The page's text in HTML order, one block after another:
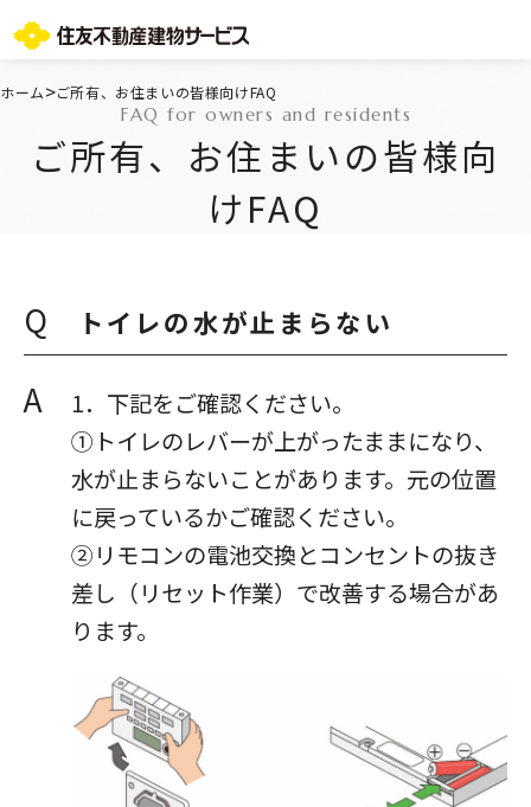
TOPページ
ご所有・お住まいの皆様
ST-マンション管理WEBサービス
よくあるご質問
ニュースリリース/お知らせ一覧
サイトマップ
プライバシーポリシー
情報セキュリティ基本方針
一般事業主行動計画
パートナーシップ構築宣言
マルチステークホルダー方針
カスタマーハラスメントに対する基本方針
ホーム>ご所有、お住まいの皆様向けFAQ
FAQ for owners and residents
ご所有、お住まいの皆様向
けFAQ
Q トイレの水が止まらない
A
1．下記をご確認ください。
①トイレのレバーが上がったままになり、
水が止まらないことがあります。元の位置
に戻っているかご確認ください。
②リモコンの電池交換とコンセントの抜き
差し（リセット作業）で改善する場合があ
ります。